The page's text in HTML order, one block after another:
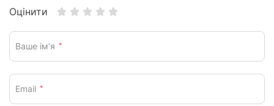
Вага:
Колір:
Характеристики та комплектація товару можуть змінюватися
виробником без повідомлення.
Оцінити
Ваше ім’я *
Email *